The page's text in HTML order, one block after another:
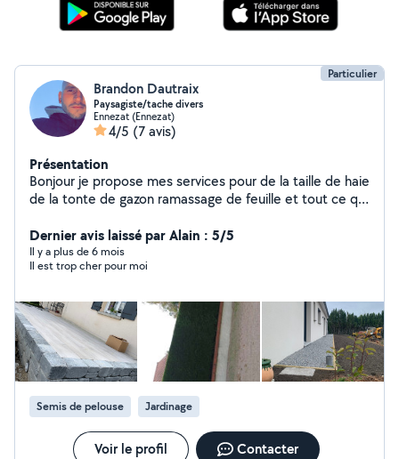
Particulier
Brandon Dautraix
Paysagiste/tache divers
Ennezat (Ennezat)
4/5 (7 avis)
Présentation
Bonjour je propose mes services pour de la taille de haie
de la tonte de gazon ramassage de feuille et tout ce qui
propose mes service dans la mécanique moto cela fait
8 ans que je fait de la moto l'entretien et réparation fait
par mes soins Merci de me contacter si besoin
Dernier avis laissé par Alain : 5/5
Il y a plus de 6 mois
Il est trop cher pour moi
Semis de pelouse Jardinage
Voir le profil Contacter